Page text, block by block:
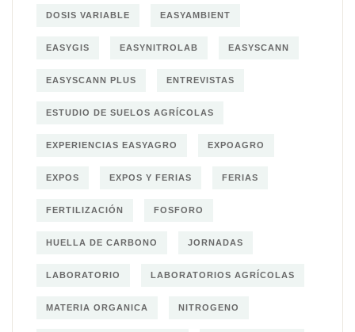
DOSIS VARIABLE EASYAMBIENT
EASYGIS EASYNITROLAB EASYSCANN
EASYSCANN PLUS ENTREVISTAS
ESTUDIO DE SUELOS AGRÍCOLAS
EXPERIENCIAS EASYAGRO EXPOAGRO
EXPOS EXPOS Y FERIAS FERIAS
FERTILIZACIÓN FOSFORO
HUELLA DE CARBONO JORNADAS
LABORATORIO LABORATORIOS AGRÍCOLAS
MATERIA ORGANICA NITROGENO